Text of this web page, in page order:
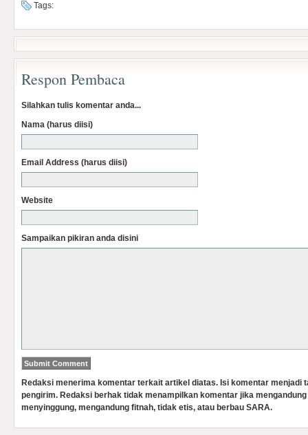
Tags:
Respon Pembaca
Silahkan tulis komentar anda...
Nama (harus diisi)
Email Address (harus diisi)
Website
Sampaikan pikiran anda disini
Redaksi menerima komentar terkait artikel diatas. Isi komentar menjadi
pengirim. Redaksi berhak tidak menampilkan komentar jika
menyinggung, mengandung fitnah, tidak etis, atau berbau SARA.